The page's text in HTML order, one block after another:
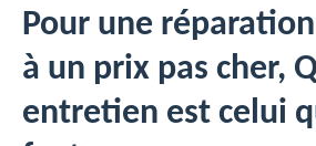
Pour une
à un prix pas cher,
entretien est celui